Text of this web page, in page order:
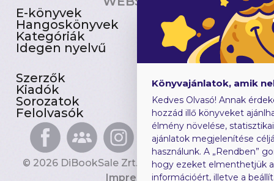
E-könyvek
Hangoskönyvek
Kategóriák
Idegen nyelvű
Csomagajánlatok
Akciósak
Előjegyezhetők
Újdonságok
Szerzők
Kiadók
Sorozatok
Felolvasók
Gyerekkönyvek
Heti toplista
Ajándékutalvány
Blog
© 2026 DiBookSale Zrt. Minden jog fenntartva.
Impresszum
Könyvajánlatok, amik
Kedves Olvasó! Annak
hozzád illő könyveket
élmény növelése,
ajánlatok megjelenítése
használunk. A „Rendben”
hogy ezeket elmenthetjük
információért, illetve a